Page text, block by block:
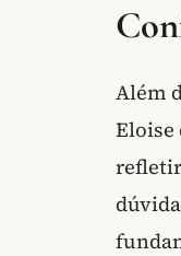
Além
Eloise